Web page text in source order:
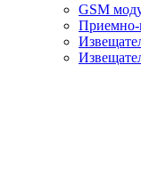
GSM
Приемно-